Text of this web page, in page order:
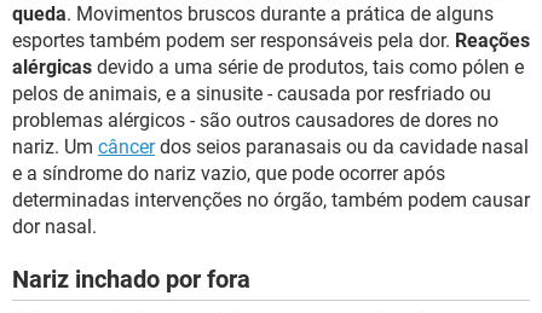
queda. Movimentos bruscos durante a prática de alguns
esportes também podem ser responsáveis pela dor. Reações
alérgicas devido a uma série de produtos, tais como pólen e
pelos de animais, e a sinusite - causada por resfriado ou
problemas alérgicos - são outros causadores de dores no
nariz. Um câncerdos seios paranasais ou da cavidade nasal
e a síndrome do nariz vazio, que pode ocorrer após
determinadas intervenções no órgão, também podem causar
dor nasal.
Nariz inchado por fora